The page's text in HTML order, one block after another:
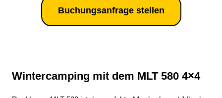
Buchungsanfrage stellen
Wintercamping mit dem MLT 580 4×4